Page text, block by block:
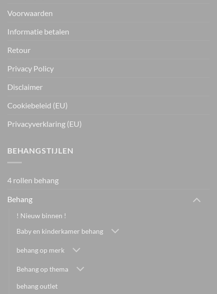
Voorwaarden
Informatie betalen
Retour
Privacy Policy
Disclaimer
Cookiebeleid (EU)
Privacyverklaring (EU)
BEHANGSTIJLEN
4 rollen behang
Behang
! Nieuw binnen !
Baby en kinderkamer behang
behang op merk
Behang op thema
behang outlet